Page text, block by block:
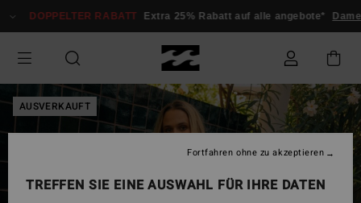
zur
springen
DOPPELTER RABATT Extra 25% Rabatt auf alle angebote* Damen
AUSVERKAUFT
TREFFEN SIE EINE AUSWAHL FÜR IHRE DATEN
Fortfahren ohne zu akzeptieren